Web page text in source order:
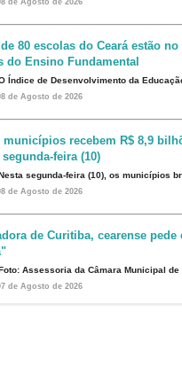
de 80 escolas do Ceará estão
do Ensino Fundamental
Índice de Desenvolvimento da
de Agosto de 2026
municípios recebem R$ 8,9
feira (10)
segunda-feira (10), os municípios
de Agosto de 2026
de Curitiba, cearense
Assessoria da Câmara Municipal
de Agosto de 2026